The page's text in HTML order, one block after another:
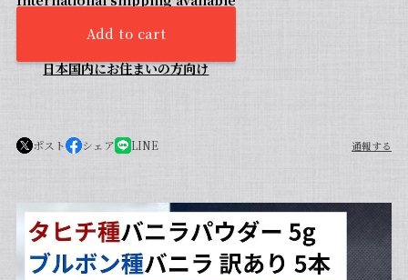
Add to cart
日本国内にお住まいの方向け
ポスト シェア LINE 通報する